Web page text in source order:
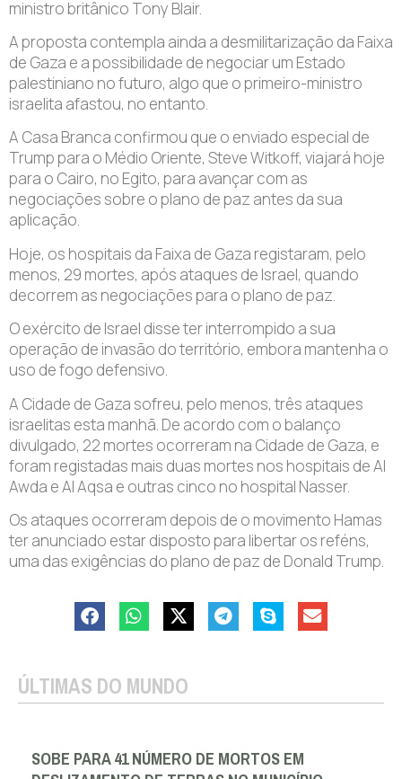
ministro britânico Tony Blair.
A proposta contempla ainda a desmilitarização da Faixa
de Gaza e a possibilidade de negociar um Estado
palestiniano no futuro, algo que o primeiro-ministro
israelita afastou, no entanto.
A Casa Branca confirmou que o enviado especial de
Trump para o Médio Oriente, Steve Witkoff, viajará hoje
para o Cairo, no Egito, para avançar com as
negociações sobre o plano de paz antes da sua
aplicação.
Hoje, os hospitais da Faixa de Gaza registaram, pelo
menos, 29 mortes, após ataques de Israel, quando
decorrem as negociações para o plano de paz.
O exército de Israel disse ter interrompido a sua
operação de invasão do território, embora mantenha o
uso de fogo defensivo.
A Cidade de Gaza sofreu, pelo menos, três ataques
israelitas esta manhã. De acordo com o balanço
divulgado, 22 mortes ocorreram na Cidade de Gaza, e
foram registadas mais duas mortes nos hospitais de Al
Awda e Al Aqsa e outras cinco no hospital Nasser.
Os ataques ocorreram depois de o movimento Hamas
ter anunciado estar disposto para libertar os reféns,
uma das exigências do plano de paz de Donald Trump.
ÚLTIMAS DO MUNDO
SOBE PARA 41 NÚMERO DE MORTOS EM